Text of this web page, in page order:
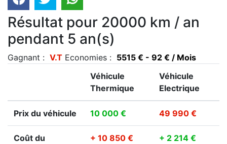
Résultat pour 20000 km / an
pendant 5 an(s)
Gagnant : V.T Economies : 5515 € - 92 € / Mois
Véhicule
Thermique
Véhicule
Electrique
Prix du véhicule 10 000 € 49 990 €
Coût du
+ 10 850 € + 2 214 €